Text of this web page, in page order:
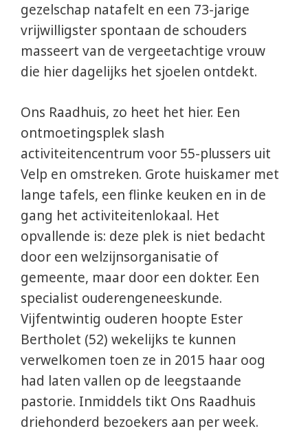
gezelschap natafelt en een 73-jarige
vrijwilligster spontaan de schouders
masseert van de vergeetachtige vrouw
die hier dagelijks het sjoelen ontdekt.
Ons Raadhuis, zo heet het hier. Een
ontmoetingsplek slash
activiteitencentrum voor 55-plussers uit
Velp en omstreken. Grote huiskamer met
lange tafels, een flinke keuken en in de
gang het activiteitenlokaal. Het
opvallende is: deze plek is niet bedacht
door een welzijnsorganisatie of
gemeente, maar door een dokter. Een
specialist ouderengeneeskunde.
Vijfentwintig ouderen hoopte Ester
Bertholet (52) wekelijks te kunnen
verwelkomen toen ze in 2015 haar oog
had laten vallen op de leegstaande
pastorie. Inmiddels tikt Ons Raadhuis
driehonderd bezoekers aan per week.